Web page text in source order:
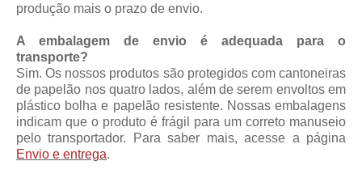
produção mais o prazo de envio.
A embalagem de envio é adequada para o
transporte?
Sim. Os nossos produtos são protegidos com cantoneiras
de papelão nos quatro lados, além de serem envoltos em
plástico bolha e papelão resistente. Nossas embalagens
indicam que o produto é frágil para um correto manuseio
pelo transportador. Para saber mais, acesse a página
Envio e entrega.